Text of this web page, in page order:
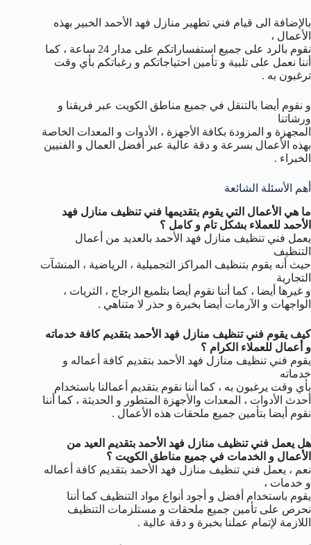
بالإضافة الى قيام فني تطهير منازل فهد الأحمد الخبير بهذه
الأعمال ،
نقوم بالرد على جميع استفساراتكم على مدار 24 ساعة ، كما
أننا نعمل على تلبية و تأمين احتياجاتكم و رغباتكم بأي وقت
ترغبون به .
و نقوم أيضا بالتنقل في جميع مناطق الكويت عبر فريقنا و
ورشاتنا
المجهزة و المزودة بكافة الأجهزة ، الأدوات و المعدات الخاصة
بهذه الأعمال بسرعة و دقة عالية عبر أفضل العمال و الفنيين
الخبراء .
أهم الأسئلة الشائعة
ما هي الأعمال التي يقوم بتقديمها فني تنظيف منازل فهد
الأحمد للعملاء بشكل تام و كامل ؟
يعمل فني تنظيف منازل فهد الأحمد بالعديد من أعمال
التنظيف
حيث أنه يقوم بتنظيف المراكز التجميلية ، الرياضية ، المنشآت
التجارية
و غيرها أيضا ، كما أننا نقوم أيضا بتلميع الزجاج ، الثريات ،
الواجهات و الآرمات أيضا بخبرة و حذر لا متناهي .
كيف يقوم فني تنظيف منازل فهد الأحمد بتقديم كافة خدماته
و أعمال للعملاء الكرام ؟
يقوم فني تنظيف منازل فهد الأحمد بتقديم كافة أعماله و
خدماته
بأي وقت يرغبون به ، كما أننا نقوم بتقديم أعمالنا باستخدام
أحدث الأدوات ، المعدات والأجهزة المتطور و الحديثة ، كما أننا
نقوم أيضا بتأمين جميع ملحقات هذه الأعمال .
هل يعمل فني تنظيف منازل فهد الأحمد بتقديم العيد من
الأعمال و الخدمات في جميع مناطق الكويت ؟
نعم ، يعمل فني تنظيف منازل فهد الأحمد بتقديم كافة أعماله
و خدمات ،
يقوم باستخدام أفضل و أجود أنواع مواد التنظيف كما أننا
نحرص على تأمين جميع ملحقات و مستلزمات التنظيف
اللازمة لإتمام عملنا بخبرة و دقة عالية .